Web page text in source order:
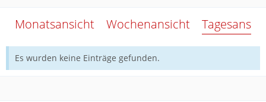
Monatsansicht Wochenansicht
Es wurden keine Einträge gefunden.